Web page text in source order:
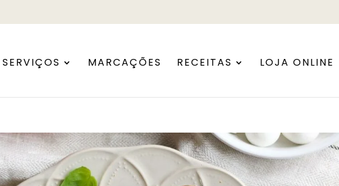
SERVIÇOS MARCAÇÕES RECEITAS LOJA ONLINE